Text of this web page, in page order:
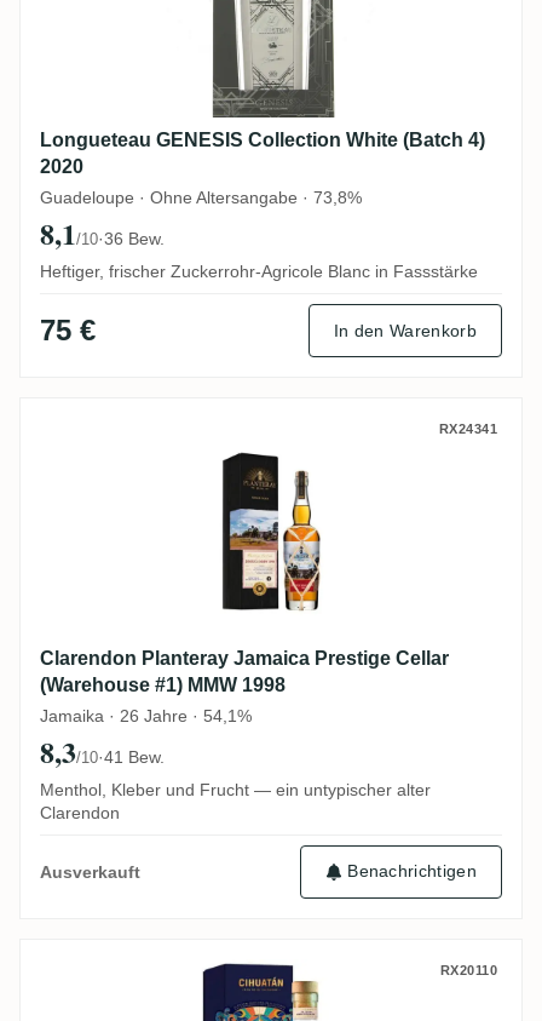
Longueteau GENESIS Collection White (Batch 4)
2020
Guadeloupe · Ohne Altersangabe · 73,8%
8,1/10·36 Bew.
Heftiger, frischer Zuckerrohr-Agricole Blanc in Fassstärke
75 € In den Warenkorb
Clarendon Planteray Jamaica Prestige
RX24341
Clarendon Planteray Jamaica Prestige Cellar
(Warehouse #1) MMW 1998
Jamaika · 26 Jahre · 54,1%
8,3/10·41 Bew.
Menthol, Kleber und Frucht — ein untypischer alter
Clarendon
Ausverkauft Benachrichtigen
Licorera Cihuatán Cihuatán Nantli 2004
RX20110